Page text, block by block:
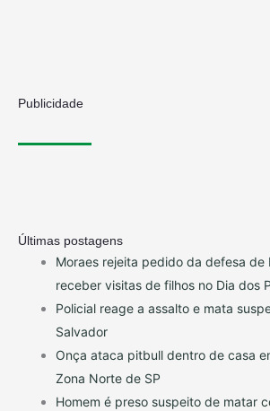
Publicidade
Últimas postagens
Moraes rejeita pedido da defesa de
receber visitas de filhos no Dia dos
Policial reage a assalto e mata
Salvador
Onça ataca pitbull dentro de casa
Zona Norte de SP
Homem é preso suspeito de matar